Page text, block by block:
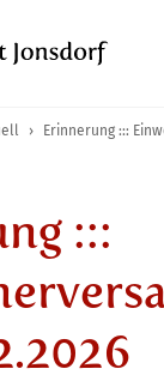
›
:::